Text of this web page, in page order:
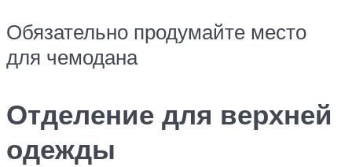
Обязательно продумайте место
для чемодана
Отделение для верхней
одежды